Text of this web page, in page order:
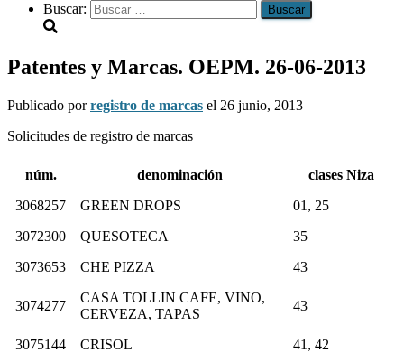
Buscar:
Patentes y Marcas. OEPM. 26-06-2013
Publicado porregistro de marcas el 26 junio, 2013
Solicitudes de registro de marcas
núm. denominación
clases Niza
3068257
GREEN DROPS
01, 25
3072300
QUESOTECA
35
3073653
CHE PIZZA 43
3074277
CASA TOLLIN CAFE, VINO,
CERVEZA, TAPAS
43
3075144 CRISOL
41, 42